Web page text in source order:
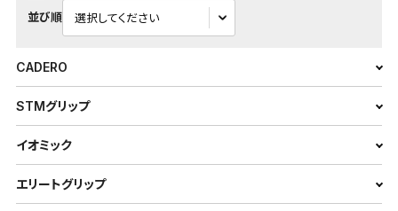
並び順
CADERO
STMグリップ
イオミック
エリートグリップ